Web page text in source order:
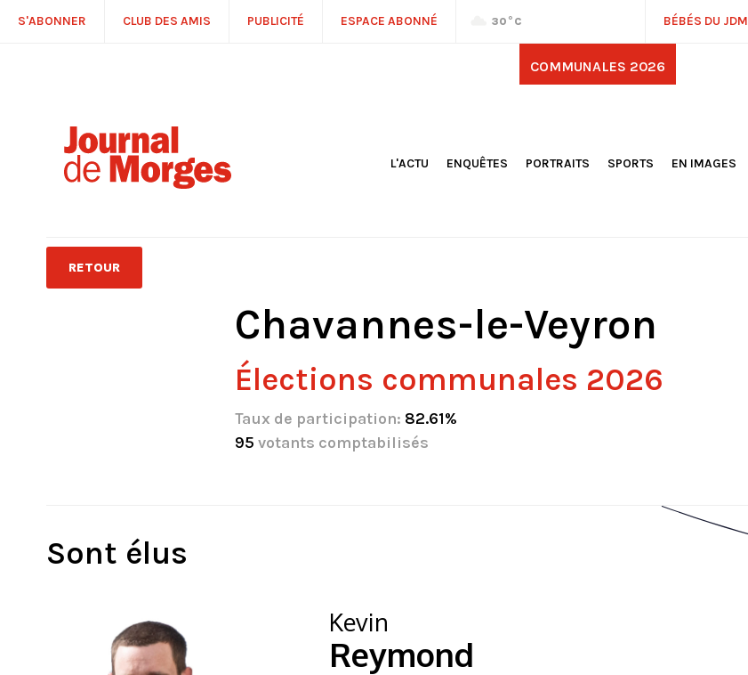
S'ABONNER CLUB DES AMIS PUBLICITÉ ESPACE ABONNÉ 30 °C BÉBÉS DU JDM
COMMUNALES 2026
L'ACTU
ENQUÊTES PORTRAITS
SPORTS
EN IMAGES
RETOUR
Chavannes-le-Veyron
Élections communales 2026
Taux de participation: 82.61%
95 votants comptabilisés
Sont élus
Kevin
Reymond